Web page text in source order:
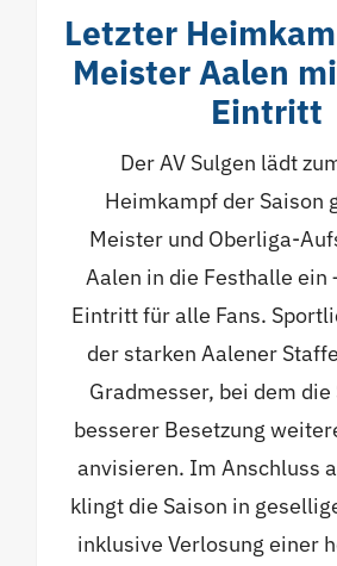
Letzter
Meister Aalen
Eintritt
Der AV Sulgen lädt
Heimkampf der Saison
Meister und Oberliga-
Aalen in die Festhalle ein
Eintritt für alle Fans.
der starken Aalener
Gradmesser, bei dem die
besserer Besetzung
anvisieren. Im Anschluss
klingt die Saison in
inklusive Verlosung einer